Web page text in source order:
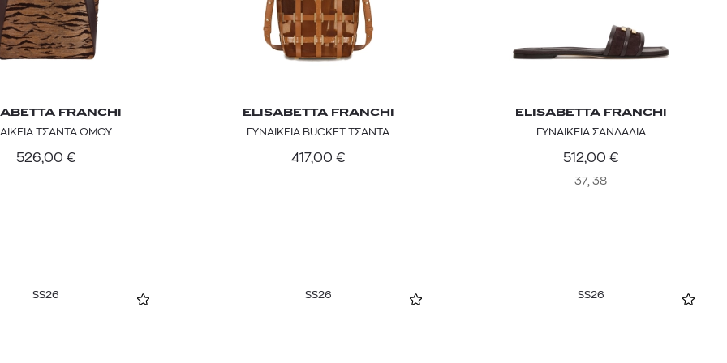
FRANCHI
ΤΣΑΝΤΑ ΩΜΟΥ
526,00 €
ELISABETTA FRANCHI
ΓΥΝΑΙΚΕΙΑ BUCKET ΤΣΑΝΤΑ
417,00 €
ELISABETTA FRANCHI
ΓΥΝΑΙΚΕΙΑ ΣΑΝΔΑΛΙΑ
512,00 €
37, 38
SS26 SS26 SS26